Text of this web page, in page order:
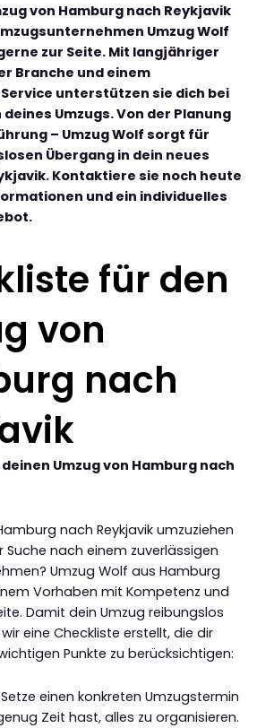
von Hamburg nach Reykjavik
Umzug Wolf
zur Seite. Mit langjähriger
Branche und einem
unterstützen sie dich bei
Umzugs. Von der Planung
– Umzug Wolf sorgt für
Übergang in dein neues
Kontaktiere sie noch heute
und ein individuelles
für den
von
nach
Umzug von Hamburg nach
nach Reykjavik umzuziehen
nach einem zuverlässigen
Umzug Wolf aus Hamburg
Vorhaben mit Kompetenz und
Damit dein Umzug reibungslos
eine Checkliste erstellt, die dir
Punkte zu berücksichtigen:
Setze einen konkreten Umzugstermin
Zeit hast, alles zu organisieren.